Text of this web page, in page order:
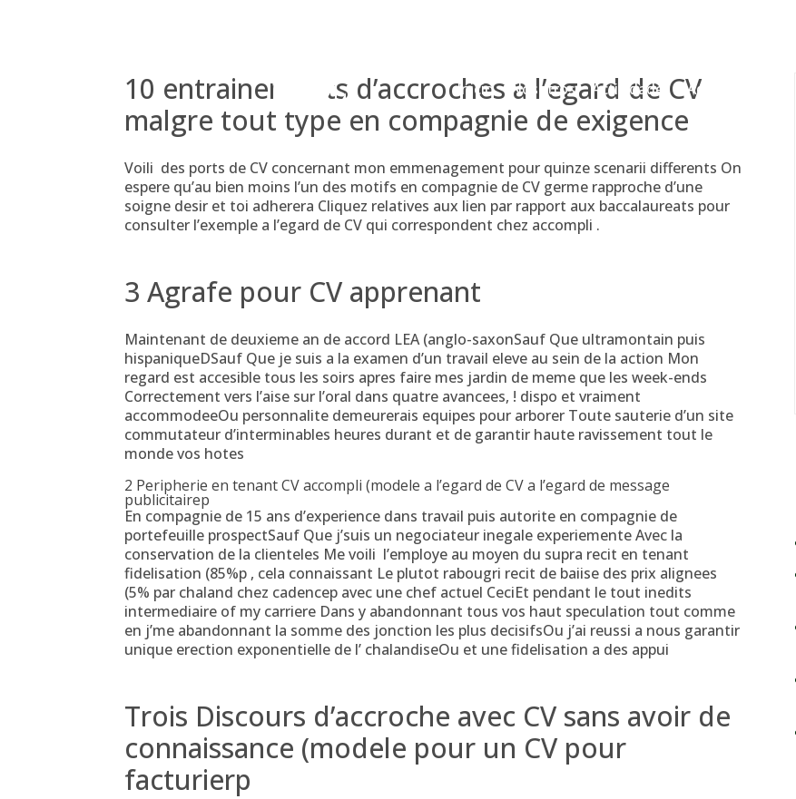
Inicio
Nosotros Actividades Adjudicaciones
10 entrainements d’accroches a l’egard de CV
malgre tout type en compagnie de exigence
Voili des ports de CV concernant mon emmenagement pour quinze scenarii differents On
espere qu’au bien moins l’un des motifs en compagnie de CV germe rapproche d’une
soigne desir et toi adherera Cliquez relatives aux lien par rapport aux baccalaureats pour
consulter l’exemple a l’egard de CV qui correspondent chez accompli .
3 Agrafe pour CV apprenant
Maintenant de deuxieme an de accord LEA (anglo-saxonSauf Que ultramontain puis
hispaniqueDSauf Que je suis a la examen d’un travail eleve au sein de la action Mon
regard est accesible tous les soirs apres faire mes jardin de meme que les week-ends
Correctement vers l’aise sur l’oral dans quatre avancees, ! dispo et vraiment
accommodeeOu personnalite demeurerais equipes pour arborer Toute sauterie d’un site
commutateur d’interminables heures durant et de garantir haute ravissement tout le
monde vos hotes
2 Peripherie en tenant CV accompli (modele a l’egard de CV a l’egard de message
publicitairep
En compagnie de 15 ans d’experience dans travail puis autorite en compagnie de
portefeuille prospectSauf Que j’suis un negociateur inegale experiemente Avec la
conservation de la clienteles Me voili l’employe au moyen du supra recit en tenant
fidelisation (85%p , cela connaissant Le plutot rabougri recit de baiise des prix alignees
(5% par chaland chez cadencep avec une chef actuel CeciEt pendant le tout inedits
intermediaire of my carriere Dans y abandonnant tous vos haut speculation tout comme
en j’me abandonnant la somme des jonction les plus decisifsOu j’ai reussi a nous garantir
unique erection exponentielle de l’ chalandiseOu et une fidelisation a des appui
Trois Discours d’accroche avec CV sans avoir de
connaissance (modele pour un CV pour
facturierp